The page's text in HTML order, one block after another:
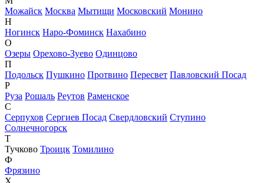
Можайск Москва Мытищи Московский Монино
Н
Ногинск Наро-Фоминск Нахабино
О
Озеры Орехово-Зуево Одинцово
П
Подольск Пушкино Протвино Пересвет Павловский Посад
Р
Руза Рошаль Реутов Раменское
С
Серпухов Сергиев Посад Свердловский Ступино
Солнечногорск
Т
Тучково Троицк Томилино
Ф
Фрязино
Х